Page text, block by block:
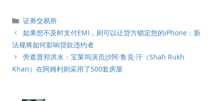
分
類
证券交易所
如果您不及时支付EMI，则可以让贷方锁定您的iPhone：新
法规将如何影响贷款违约者
旁遮普邦洪水：宝莱坞演员沙阿·鲁克·汗（Shah Rukh
Khan）在阿姆利则采用了500套房屋